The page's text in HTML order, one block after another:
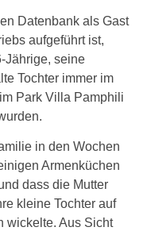
Datenbank als Gast
aufgeführt ist,
Jährige, seine
Tochter immer im
Park Villa Pamphili
in den Wochen
Armenküchen
dass die Mutter
kleine Tochter auf
wickelte. Aus Sicht